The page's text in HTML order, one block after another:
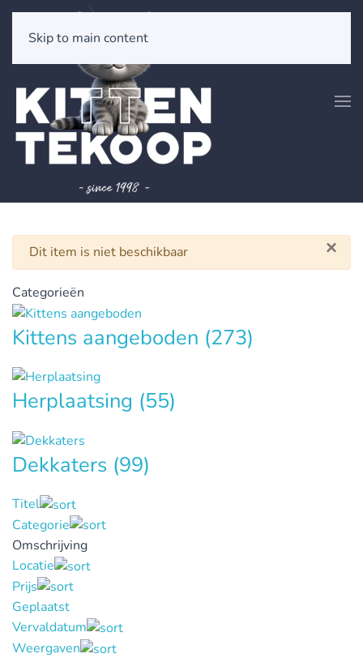
Skip to main content
×
Waarschuwing
Dit item is niet beschikbaar
Categorieën
Kittens aangeboden (273)
Herplaatsing (55)
Dekkaters (99)
Titel
Categorie
Omschrijving
Locatie
Prijs
Geplaatst
Vervaldatum
Weergaven